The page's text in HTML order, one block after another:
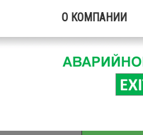
О КОМПАНИИ